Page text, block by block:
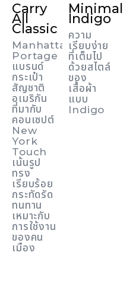
Carry
All
Classic
Manhattan
Portage
แบรนด์
กระเป๋า
สัญชาติ
อเมริกัน
ที่มากับ
คอนเซปต์
New
York
Touch
เน้นรูป
ทรง
เรียบร้อย
กระทัดรัด
ทนทาน
เหมาะกับ
การใช้งาน
ของคน
เมือง
Minimal
Indigo
ความ
เรียบง่าย
ที่เต็มไป
ด้วยสไตล์
ของ
เสื้อผ้า
แบบ
Indigo